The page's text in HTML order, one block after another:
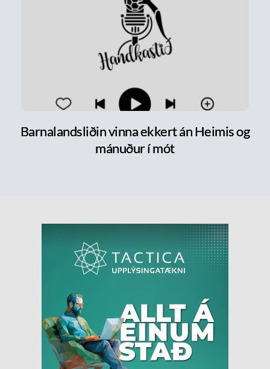
Barnalandsliðin vinna ekkert án Heimis og
mánuður í mót